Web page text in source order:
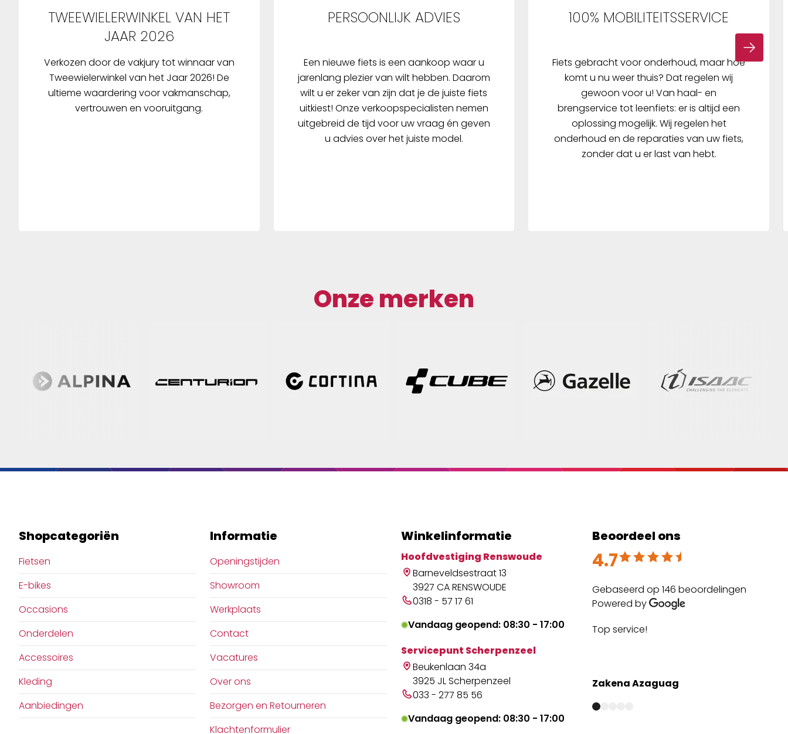
TWEEWIELERWINKEL VAN HET
JAAR 2026
Verkozen door de vakjury tot winnaar van
Tweewielerwinkel van het Jaar 2026! De
ultieme waardering voor vakmanschap,
vertrouwen en vooruitgang.
PERSOONLIJK ADVIES
Een nieuwe fiets is een aankoop waar u
jarenlang plezier van wilt hebben. Daarom
wilt u er zeker van zijn dat je de juiste fiets
uitkiest! Onze verkoopspecialisten nemen
uitgebreid de tijd voor uw vraag én geven
u advies over het juiste model.
100% MOBILITEITSSERVICE
Fiets gebracht voor onderhoud, maar hoe
komt u nu weer thuis? Dat regelen wij
gewoon voor u! Van haal- en
brengservice tot leenfiets: er is altijd een
oplossing mogelijk. Wij regelen het
onderhoud en de reparaties van uw fiets,
zonder dat u er last van hebt.
Onze merken
Shopcategoriën
Fietsen
E-bikes
Occasions
Onderdelen
Accessoires
Kleding
Aanbiedingen
Informatie
Openingstijden
Showroom
Werkplaats
Contact
Vacatures
Over ons
Bezorgen en Retourneren
Klachtenformulier
Winkelinformatie
Hoofdvestiging Renswoude
Barneveldsestraat 13
3927 CA RENSWOUDE
0318 - 57 17 61
Vandaag geopend: 08:30 - 17:00
Servicepunt Scherpenzeel
Beukenlaan 34a
3925 JL Scherpenzeel
033 - 277 85 56
Vandaag geopend: 08:30 - 17:00
Beoordeel ons
4.7
Beoordeeld met 4.7 uit 5
Gebaseerd op 146 beoordelingen
Powered by
Top service!
Zakena Azaguag